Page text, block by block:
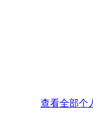
查看全部个